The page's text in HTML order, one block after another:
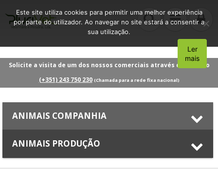
Solicite a visita de um dos nossos comerciais através do número
(+351) 243 750 230 (Chamada para a rede fixa nacional)
ANIMAIS COMPANHIA
ANIMAIS PRODUÇÃO
Este site utiliza cookies para permitir uma melhor experiência
por parte do utilizador. Ao navegar no site estará a consentir a
sua utilização.
Aceito
Ler
mais